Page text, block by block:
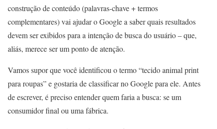
construção de conteúdo (palavras-chave + termos
complementares) vai ajudar o Google a saber quais resultados
devem ser exibidos para a intenção de busca do usuário – que,
aliás, merece ser um ponto de atenção.
Vamos supor que você identificou o termo “tecido animal print
para roupas” e gostaria de classificar no Google para ele. Antes
de escrever, é preciso entender quem faria a busca: se um
consumidor final ou uma fábrica.